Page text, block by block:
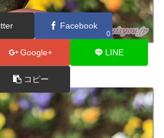
Facebook
0
Google+ LINE
コピー